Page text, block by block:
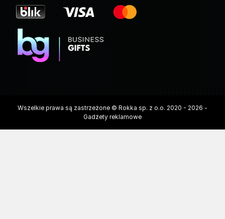
Wszelkie prawa są zastrzeżone © Rokka sp. z o.o. 2020 - 2026 -
Gadżety reklamowe